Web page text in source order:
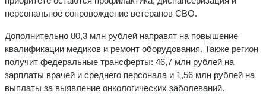
персональное сопровождение ветеранов СВО.
Дополнительно 80,3 млн рублей направят на повышение
квалификации медиков и ремонт оборудования. Также регион
получит федеральные трансферты: 46,7 млн рублей на
зарплаты врачей и среднего персонала и 1,56 млн рублей на
выплаты за выявление онкологических заболеваний.